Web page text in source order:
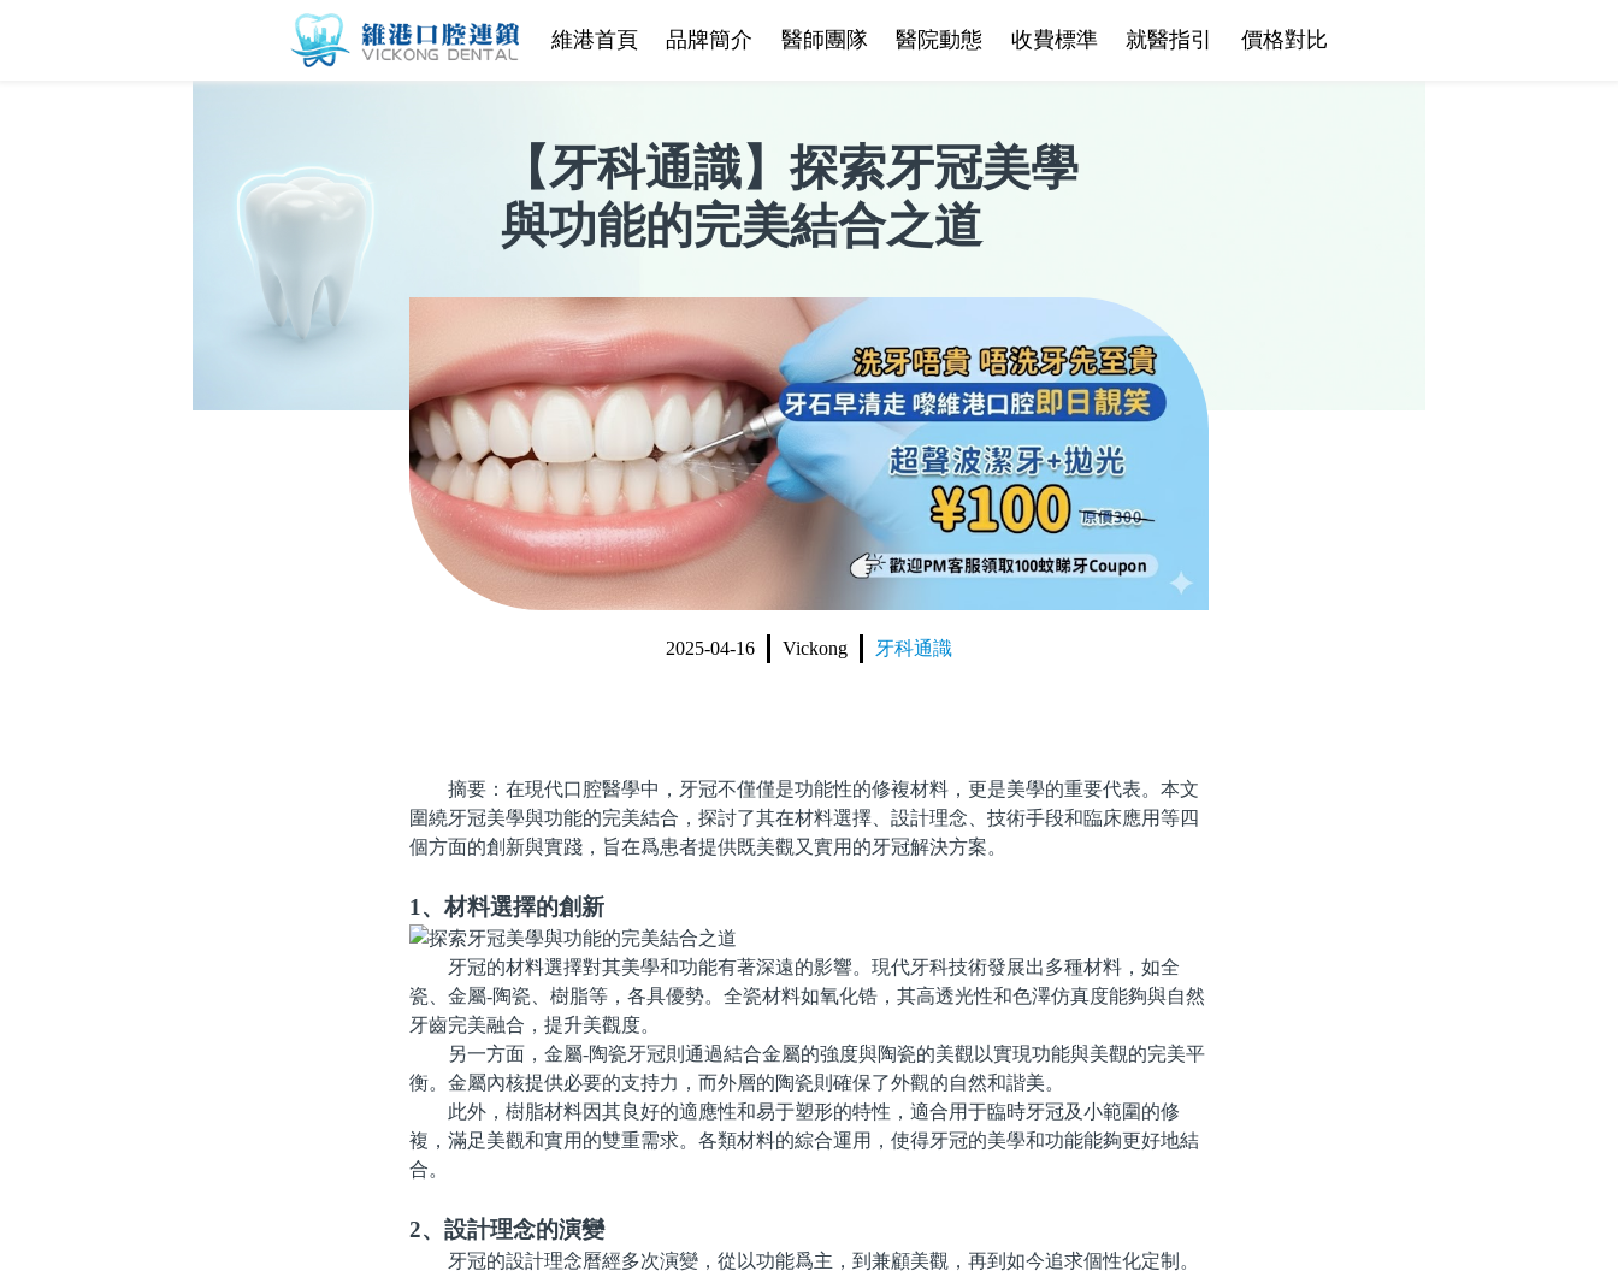
維港首頁 品牌簡介 醫師團隊 醫院動態 收費標準 就醫指引 價格對比
【牙科通識】探索牙冠美學
與功能的完美結合之道
2025-04-16 Vickong 牙科通識
摘要：在現代口腔醫學中，牙冠不僅僅是功能性的修複材料，更是美學的重要代表。本文
圍繞牙冠美學與功能的完美結合，探討了其在材料選擇、設計理念、技術手段和臨床應用等四
個方面的創新與實踐，旨在爲患者提供既美觀又實用的牙冠解決方案。
1、材料選擇的創新
牙冠的材料選擇對其美學和功能有著深遠的影響。現代牙科技術發展出多種材料，如全
瓷、金屬-陶瓷、樹脂等，各具優勢。全瓷材料如氧化锆，其高透光性和色澤仿真度能夠與自然
牙齒完美融合，提升美觀度。
另一方面，金屬-陶瓷牙冠則通過結合金屬的強度與陶瓷的美觀以實現功能與美觀的完美平
衡。金屬內核提供必要的支持力，而外層的陶瓷則確保了外觀的自然和諧美。
此外，樹脂材料因其良好的適應性和易于塑形的特性，適合用于臨時牙冠及小範圍的修
複，滿足美觀和實用的雙重需求。各類材料的綜合運用，使得牙冠的美學和功能能夠更好地結
合。
2、設計理念的演變
牙冠的設計理念曆經多次演變，從以功能爲主，到兼顧美觀，再到如今追求個性化定制。